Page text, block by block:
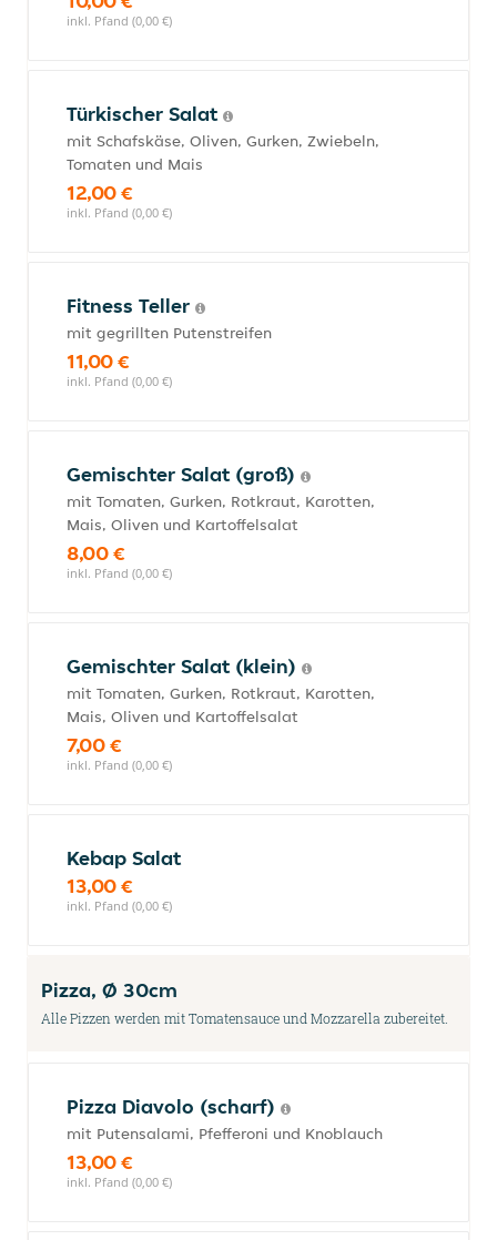
inkl. Pfand (0,00 €)
Türkischer Salat
mit Schafskäse, Oliven, Gurken, Zwiebeln,
Tomaten und Mais
12,00 €
inkl. Pfand (0,00 €)
Fitness Teller
mit gegrillten Putenstreifen
11,00 €
inkl. Pfand (0,00 €)
Gemischter Salat (groß)
mit Tomaten, Gurken, Rotkraut, Karotten,
Mais, Oliven und Kartoffelsalat
8,00 €
inkl. Pfand (0,00 €)
Gemischter Salat (klein)
mit Tomaten, Gurken, Rotkraut, Karotten,
Mais, Oliven und Kartoffelsalat
7,00 €
inkl. Pfand (0,00 €)
Kebap Salat
13,00 €
inkl. Pfand (0,00 €)
Pizza, Ø 30cm
Alle Pizzen werden mit Tomatensauce und Mozzarella zubereitet.
Pizza Diavolo (scharf)
mit Putensalami, Pfefferoni und Knoblauch
13,00 €
inkl. Pfand (0,00 €)